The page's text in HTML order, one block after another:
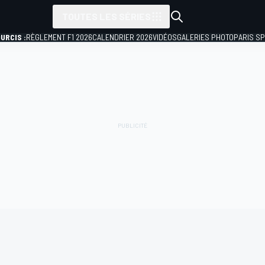
:RÈGLEMENT F1 2026CALENDRIER 2026VIDÉOSGALERIES PHOTOPARIS